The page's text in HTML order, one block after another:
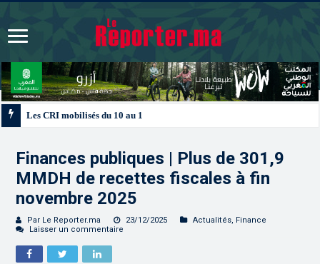
Finances publiques | Plus de 301,9
MMDH de recettes fiscales à fin
novembre 2025
Par Le Reporter.ma 23/12/2025 Actualités, Finance
Laisser un commentaire